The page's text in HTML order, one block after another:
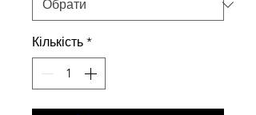
Кількість *